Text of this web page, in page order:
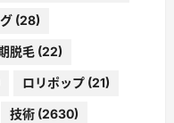
(28)
脱毛 (22)
ロリポップ (21)
技術 (2630)